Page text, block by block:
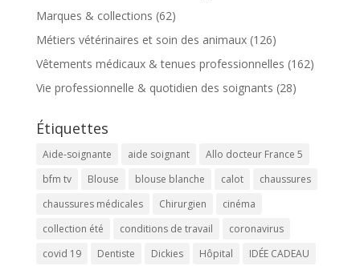
Marques & collections (62)
Métiers vétérinaires et soin des animaux(126)
Vêtements médicaux & tenues professionnelles (162)
Vie professionnelle & quotidien des soignants (28)
Étiquettes
Aide-soignante aide soignant
Allo docteur France 5
bfm tv
Blouse blouse blanche calot
chaussures
chaussures médicales
Chirurgien
cinéma
collection été
conditions de travail
coronavirus
covid 19
Dentiste Dickies Hôpital IDÉE CADEAU